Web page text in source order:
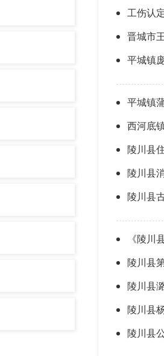
工伤认
平城镇
平城镇
西河底
陵川县
陵川县
陵川县
《陵川
陵川县
陵川县
陵川县
陵川县